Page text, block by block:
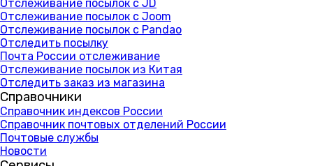
Отслеживание посылок с JD
Отслеживание посылок с Joom
Отслеживание посылок с Pandao
Отследить посылку
Почта России отслеживание
Отслеживание посылок из Китая
Отследить заказ из магазина
Справочники
Справочник индексов России
Справочник почтовых отделений России
Почтовые службы
Новости